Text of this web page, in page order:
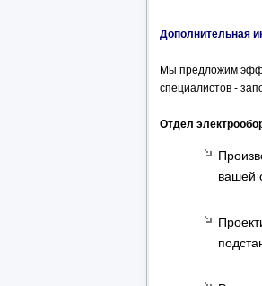
Дополнительная
Мы предложим
специалистов -
Отдел
вашей